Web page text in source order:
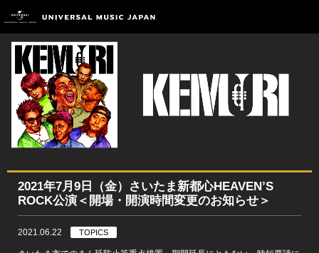
2021年7月9日（金）さいたま新都心HEAVEN’S
ROCK公演＜開場・開演時間変更のお知らせ＞
2021.06.22 TOPICS